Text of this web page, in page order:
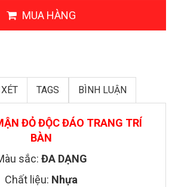
MUA HÀNG
TAGS BÌNH LUẬN
ĐỎ ĐỘC ĐÁO TRANG TRÍ
BÀN
sắc: ĐA DẠNG
Chất liệu: Nhựa